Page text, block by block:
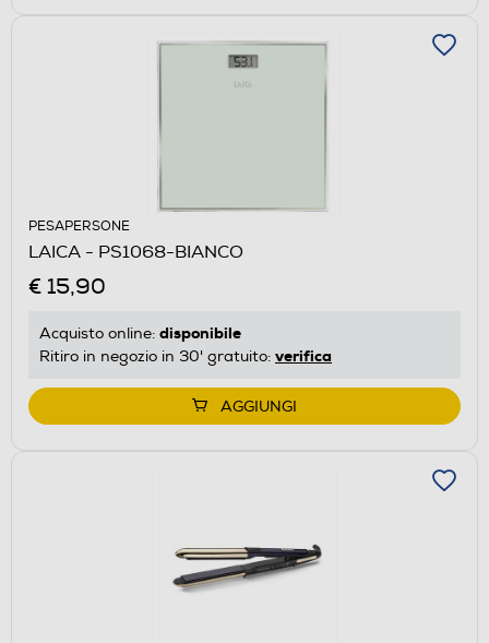
PESAPERSONE
LAICA - PS1068-BIANCO
€ 15,90
Acquisto online: disponibile
Ritiro in negozio in 30' gratuito: verifica
AGGIUNGI